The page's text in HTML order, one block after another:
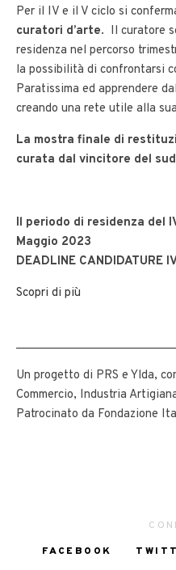
Per il IV e il V ciclo si
curatori d’arte. Il curatore
residenza nel percorso
la possibilità di confrontarsi
Paratissima ed apprendere
creando una rete utile alla
La mostra finale di
curata dal vincitore del
Il periodo di residenza del
Maggio 2023
DEADLINE CANDIDATURE
Scopri di più
Un progetto di PRS e Ylda,
Commercio, Industria
Patrocinato da Fondazione
FACEBOOK